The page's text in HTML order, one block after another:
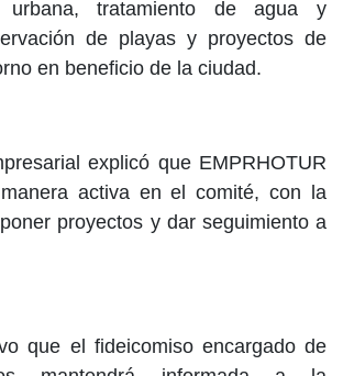
urbana, tratamiento de agua y
de playas y proyectos de
en beneficio de la ciudad.
explicó que EMPRHOTUR
activa en el comité, con la
proyectos y dar seguimiento a
que el fideicomiso encargado de